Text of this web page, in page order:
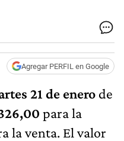
Agregar PERFIL en Google
21 de enero de
para la
la venta. El valor